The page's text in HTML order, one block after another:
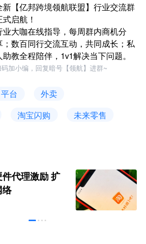
新【亿邦跨境领航联盟】行业交流群
式启航！
业大咖在线指导，每周群内商机分
；数百同行交流互动，共同成长；私
助教全程陪伴，1v1解决当下问题。
加小编，回复暗号【领航】进群~
平台
外卖
淘宝闪购 未来零售
代理激励 扩
络